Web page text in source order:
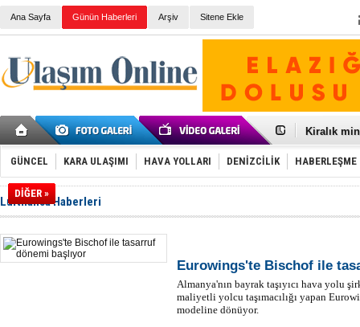
Ana Sayfa Günün Haberleri Arşiv Sitene Ekle
Kiralık
VW'de üst
Ünye
İzmir-
HAVAŞ 21
'Jet uçak'
Rus savaş
GÜNCEL KARA ULAŞIMI HAVA YOLLARI DENİZCİLİK HABERLEŞME
DİĞER »
Lufthansa Haberleri
Eurowings'te Bischof ile
Almanya'nın bayrak taşıyıcı hava yolu
maliyetli yolcu taşımacılığı yapan
modeline dönüyor.